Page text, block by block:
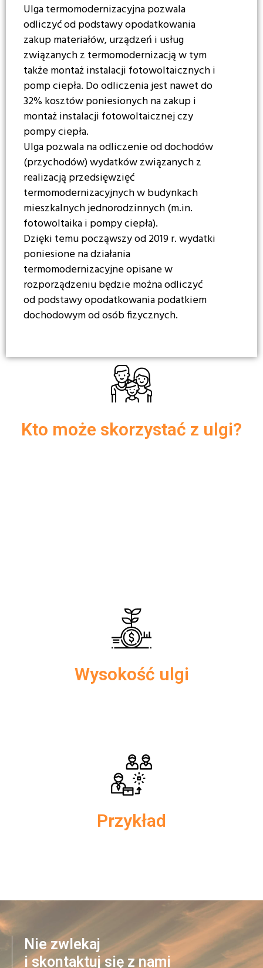
Ulga termomodernizacyjna pozwala
odliczyć od podstawy opodatkowania
zakup materiałów, urządzeń i usług
związanych z termomodernizacją w tym
także montaż instalacji fotowoltaicznych i
pomp ciepła. Do odliczenia jest nawet do
32% kosztów poniesionych na zakup i
montaż instalacji fotowoltaicznej czy
pompy ciepła.
Ulga pozwala na odliczenie od dochodów
(przychodów) wydatków związanych z
realizacją przedsięwzięć
termomodernizacyjnych w budynkach
mieszkalnych jednorodzinnych (m.in.
fotowoltaika i pompy ciepła).
Dzięki temu począwszy od 2019 r. wydatki
poniesione na działania
termomodernizacyjne opisane w
rozporządzeniu będzie można odliczyć
od podstawy opodatkowania podatkiem
dochodowym od osób fizycznych.
Kto może skorzystać z ulgi?
Wysokość ulgi
Przykład
Nie zwlekaj
i skontaktuj się z nami